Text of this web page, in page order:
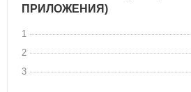
ПРИЛОЖЕНИЯ)
1
2
3